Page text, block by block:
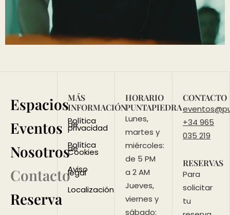
Espacios
Eventos
Nosotros
Contacto
Reserva
MÁS
INFORMACIÓN
Política
de
privacidad
Política
de
Cookies
Aviso
legal
Localización
HORARIO
PUNTAPIEDRA
Lunes,
martes y
miércoles:
de 5 PM
a 2 AM
Jueves,
viernes y
sábado:
CONTACTO
+34 965
035 219
RESERVAS
Para
solicitar
tu